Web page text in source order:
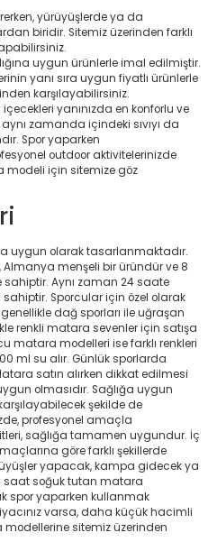
yürüyüşlerde ya da
biridir. Sitemiz üzerinden farklı
uygun ürünlerle imal edilmiştir.
yanı sıra uygun fiyatlı ürünlerle
karşılayabilirsiniz.
yanınızda en konforlu ve
zamanda içindeki sıvıyı da
Spor yaparken
outdoor aktivitelerinizde
modeli için sitemize göz
uygun olarak tasarlanmaktadır.
Almanya menşeli bir üründür ve 8
Aynı zaman 24 saate
Sporcular için özel olarak
dağ sporları ile uğraşan
renkli matara sevenler için satışa
matara modelleri ise farklı renkleri
ml su alır. Günlük sporlarda
satın alırken dikkat edilmesi
olmasıdır. Sağlığa uygun
şekilde de
profesyonel amaçla
sağlığa tamamen uygundur. İç
göre farklı şekillerde
yapacak, kampa gidecek ya
saat soğuk tutan matara
spor yaparken kullanmak
varsa, daha küçük hacimli
sitemiz üzerinden